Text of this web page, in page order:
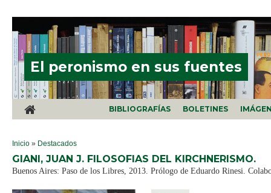
El peronismo en sus fuentes
BIBLIOGRAFÍAS BOLETINES
SE ENCUENTRA USTED AQUÍ
Inicio » Destacados
GIANI, JUAN J. FILOSOFIAS DEL KIRCHNERISMO.
Buenos Aires: Paso de los Libres, 2013. Prólogo de Eduardo Rinesi.